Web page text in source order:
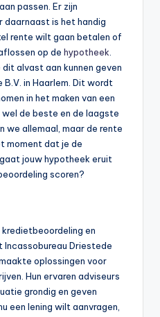
passen. Er zijn
daarnaast is het handig
rente wilt gaan betalen of
op de hypotheek
alvast aan kunnen geven
in Haarlem. Dit wordt
in het maken van een
de beste en de laagste
allemaal, maar de rente
moment dat je de
jouw hypotheek eruit
scoren?
en
Driestede
oplossingen voor
Hun ervaren adviseurs
grondig en geven
een lening wilt aanvragen,